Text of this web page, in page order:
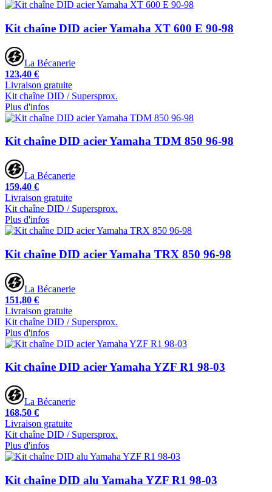
Kit chaîne DID acier Yamaha XT 600 E 90-98
La Bécanerie
123,40 €
Livraison gratuite
Kit chaîne DID / Supersprox.
Plus d'infos
Kit chaîne DID acier Yamaha TDM 850 96-98
La Bécanerie
159,40 €
Livraison gratuite
Kit chaîne DID / Supersprox.
Plus d'infos
Kit chaîne DID acier Yamaha TRX 850 96-98
La Bécanerie
151,80 €
Livraison gratuite
Kit chaîne DID / Supersprox.
Plus d'infos
Kit chaîne DID acier Yamaha YZF R1 98-03
La Bécanerie
168,50 €
Livraison gratuite
Kit chaîne DID / Supersprox.
Plus d'infos
Kit chaîne DID alu Yamaha YZF R1 98-03